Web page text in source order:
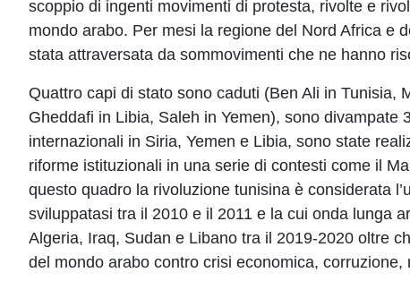
scoppio di ingenti movimenti di protesta, rivolte e
mondo arabo. Per mesi la regione del Nord Africa e
stata attraversata da sommovimenti che ne hanno
Quattro capi di stato sono caduti (Ben Ali in Tunisia,
Gheddafi in Libia, Saleh in Yemen), sono divampate
internazionali in Siria, Yemen e Libia, sono state
riforme istituzionali in una serie di contesti come il
questo quadro la rivoluzione tunisina è considerata
sviluppatasi tra il 2010 e il 2011 e la cui onda lunga
Algeria, Iraq, Sudan e Libano tra il 2019-2020 oltre
del mondo arabo contro crisi economica, corruzione,